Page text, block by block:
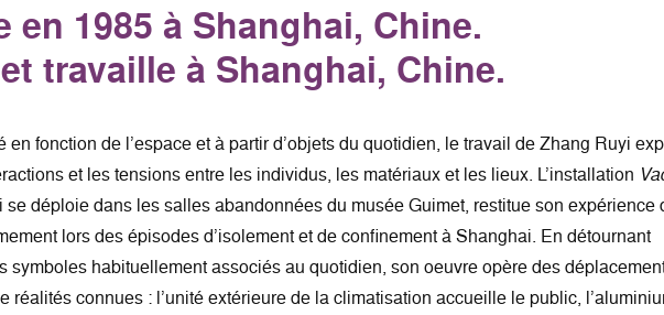
en 1985 à Shanghai, Chine.
travaille à Shanghai, Chine.
en fonction de l’espace et à partir d’objets du quotidien, le travail de Zhang Ruyi
et les tensions entre les individus, les matériaux et les lieux. L’installation
se déploie dans les salles abandonnées du musée Guimet, restitue son expérience
lors des épisodes d’isolement et de confinement à Shanghai. En détournant
symboles habituellement associés au quotidien, son oeuvre opère des
réalités connues : l’unité extérieure de la climatisation accueille le public,